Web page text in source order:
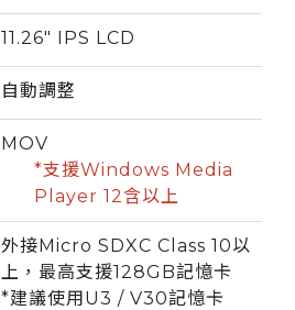
11.26" IPS LCD
自動調整
MOV
*支援Windows Media
Player 12含以上
外接Micro SDXC Class 10以
上，最高支援128GB記憶卡
*建議使用U3 / V30記憶卡